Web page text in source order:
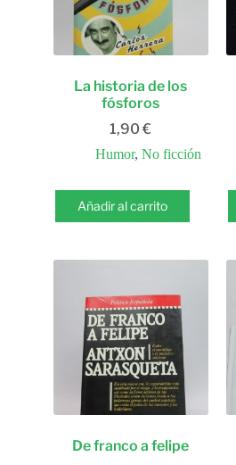
La historia de los
fósforos
1,90€
Humor,No ficción
Añadir al carrito
De franco a felipe